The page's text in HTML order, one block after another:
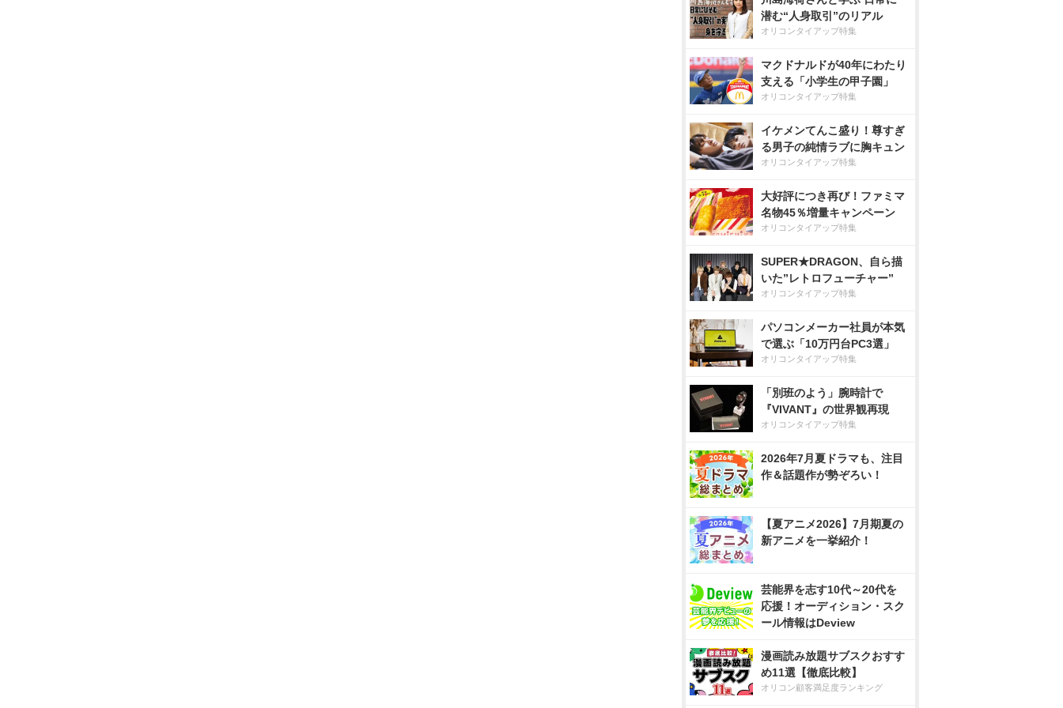
潜む“人身取引”のリアル
オリコンタイアップ特集
マクドナルドが40年にわたり
支える「小学生の甲子園」
オリコンタイアップ特集
イケメンてんこ盛り！尊すぎ
る男子の純情ラブに胸キュン
オリコンタイアップ特集
大好評につき再び！ファミマ
名物45％増量キャンペーン
オリコンタイアップ特集
SUPER★DRAGON、自ら描
いた”レトロフューチャー”
オリコンタイアップ特集
パソコンメーカー社員が本気
で選ぶ「10万円台PC3選」
オリコンタイアップ特集
「別班のよう」腕時計で
『VIVANT』の世界観再現
オリコンタイアップ特集
2026年7月夏ドラマも、注目
作＆話題作が勢ぞろい！
【夏アニメ2026】7月期夏の
新アニメを一挙紹介！
芸能界を志す10代～20代を
応援！オーディション・スク
ール情報はDeview
漫画読み放題サブスクおすす
め11選【徹底比較】
オリコン顧客満足度ランキング